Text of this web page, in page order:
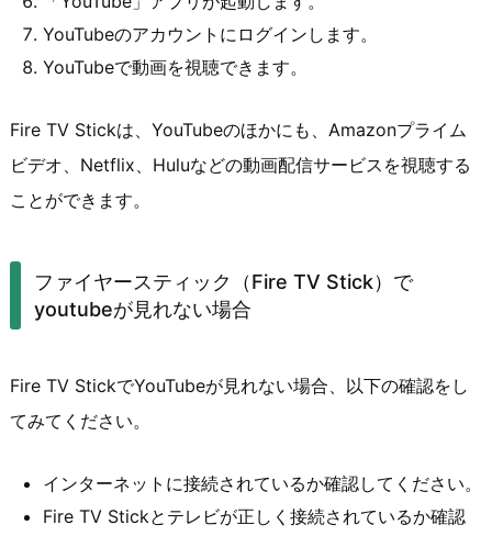
YouTubeのアカウントにログインします。
YouTubeで動画を視聴できます。
Fire TV Stickは、YouTubeのほかにも、Amazonプライム
ビデオ、Netflix、Huluなどの動画配信サービスを視聴する
ことができます。
ファイヤースティック（Fire TV Stick）で
youtubeが見れない場合
Fire TV StickでYouTubeが見れない場合、以下の確認をし
てみてください。
インターネットに接続されているか確認してください。
Fire TV Stickとテレビが正しく接続されているか確認